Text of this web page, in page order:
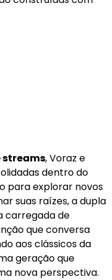
streams, Voraz e
dentro do
para explorar novos
suas raízes, a dupla
carregada de
que conversa
aos clássicos da
geração que
nova perspectiva.